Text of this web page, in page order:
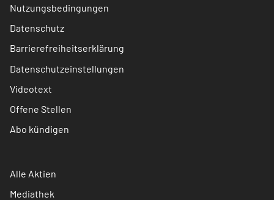
Nutzungsbedingungen
Datenschutz
Barrierefreiheitserklärung
Datenschutzeinstellungen
Videotext
Offene Stellen
Abo kündigen
Alle Aktien
Mediathek